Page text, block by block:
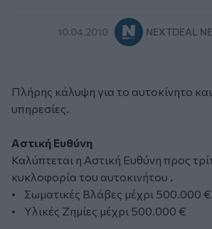
10.04.2010 NEXTDEAL
Πλήρης κάλυψη για το αυτοκίνητο
υπηρεσίες.
Αστική Ευθύνη
Καλύπτεται η Αστική Ευθύνη προς
κυκλοφορία του αυτοκινήτου .
• Σωματικές Βλάβες μέχρι 500.000 €
• Υλικές Ζημίες μέχρι 500.000 €